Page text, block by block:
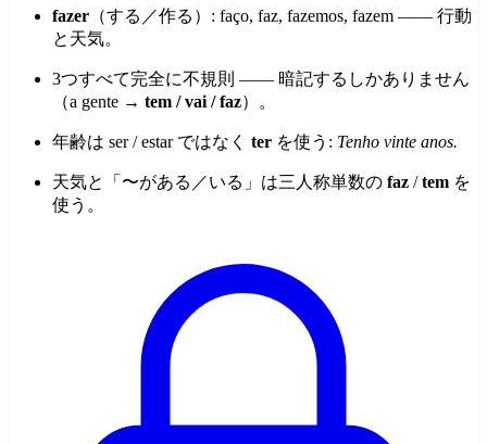
fazer （する／作る）: faço, faz, fazemos, fazem —— 行動
と天気。
3つすべて完全に不規則 —— 暗記するしかありません
（a gente → tem / vai / faz）。
年齢は ser / estar ではなく ter を使う: Tenho vinte anos.
天気と「〜がある／いる」は三人称単数の faz /tem を
使う。